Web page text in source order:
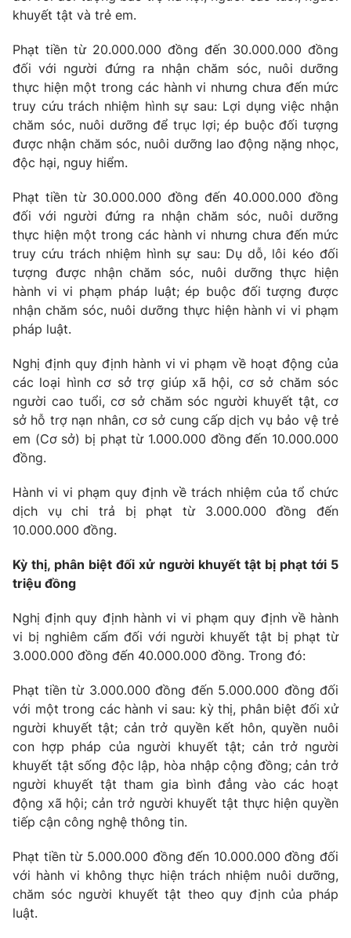
Liên hệ quảng cáo: 024-7300.7108
® Cấm sao chép dưới mọi hình thức nếu không có sự chấp
thuận bằng văn bản. Ghi rõ nguồn VTV.vn khi phát hành lại
thông tin từ website này.
khuyết tật và trẻ em.
Phạt tiền từ 20.000.000 đồng đến 30.000.000 đồng
đối với người đứng ra nhận chăm sóc, nuôi dưỡng
thực hiện một trong các hành vi nhưng chưa đến mức
truy cứu trách nhiệm hình sự sau: Lợi dụng việc nhận
chăm sóc, nuôi dưỡng để trục lợi; ép buộc đối tượng
được nhận chăm sóc, nuôi dưỡng lao động nặng nhọc,
độc hại, nguy hiểm.
Phạt tiền từ 30.000.000 đồng đến 40.000.000 đồng
đối với người đứng ra nhận chăm sóc, nuôi dưỡng
thực hiện một trong các hành vi nhưng chưa đến mức
truy cứu trách nhiệm hình sự sau: Dụ dỗ, lôi kéo đối
tượng được nhận chăm sóc, nuôi dưỡng thực hiện
hành vi vi phạm pháp luật; ép buộc đối tượng được
nhận chăm sóc, nuôi dưỡng thực hiện hành vi vi phạm
pháp luật.
Nghị định quy định hành vi vi phạm về hoạt động của
các loại hình cơ sở trợ giúp xã hội, cơ sở chăm sóc
người cao tuổi, cơ sở chăm sóc người khuyết tật, cơ
sở hỗ trợ nạn nhân, cơ sở cung cấp dịch vụ bảo vệ trẻ
em (Cơ sở) bị phạt từ 1.000.000 đồng đến 10.000.000
đồng.
Hành vi vi phạm quy định về trách nhiệm của tổ chức
dịch vụ chi trả bị phạt từ 3.000.000 đồng đến
10.000.000 đồng.
Kỳ thị, phân biệt đối xử người khuyết tật bị phạt tới 5
triệu đồng
Nghị định quy định hành vi vi phạm quy định về hành
vi bị nghiêm cấm đối với người khuyết tật bị phạt từ
3.000.000 đồng đến 40.000.000 đồng. Trong đó:
Phạt tiền từ 3.000.000 đồng đến 5.000.000 đồng đối
với một trong các hành vi sau: kỳ thị, phân biệt đối xử
người khuyết tật; cản trở quyền kết hôn, quyền nuôi
con hợp pháp của người khuyết tật; cản trở người
khuyết tật sống độc lập, hòa nhập cộng đồng; cản trở
người khuyết tật tham gia bình đẳng vào các hoạt
động xã hội; cản trở người khuyết tật thực hiện quyền
tiếp cận công nghệ thông tin.
Phạt tiền từ 5.000.000 đồng đến 10.000.000 đồng đối
với hành vi không thực hiện trách nhiệm nuôi dưỡng,
chăm sóc người khuyết tật theo quy định của pháp
luật.